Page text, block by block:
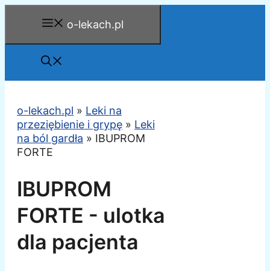
o-lekach.pl
o-lekach.pl » Leki na
przeziębienie i grypę » Leki
na ból gardła » IBUPROM
FORTE
IBUPROM
FORTE - ulotka
dla pacjenta